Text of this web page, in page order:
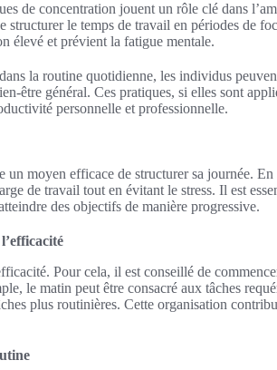
de concentration jouent un rôle clé dans
le temps de travail en périodes de
élevé et prévient la fatigue mentale.
dans la routine quotidienne, les individus
être général. Ces pratiques, si elles sont
personnelle et professionnelle.
moyen efficace de structurer sa journée. En
de travail tout en évitant le stress. Il est
des objectifs de manière progressive.
Pour cela, il est conseillé de
le matin peut être consacré aux tâches
plus routinières. Cette organisation